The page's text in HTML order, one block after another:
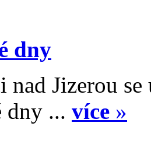
dny
Jizerou
dny ... více »